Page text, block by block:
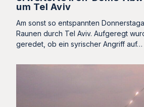
um Tel Aviv
Am sonst so entspannten
Raunen durch Tel Aviv. Aufgeregt
geredet, ob ein syrischer Angriff auf…